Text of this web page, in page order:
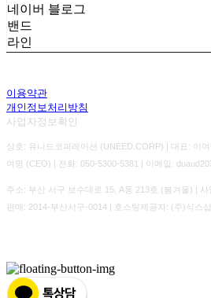
네이버 블로그
밴드
라인
이용약관
개인정보처리방침
사업자정보확인
상호: 유니드코퍼레이션 (UNEED.CORP) | 대표: 이
여명 (CEO) | 전화: 050-5300-5381 | 이메일:
주소: 부산 서구 보수대로 15, A동 213호 (봄겨울) | 사
판매: 2014-부산서구-0014 | 호스팅제공자: (주)식스샵